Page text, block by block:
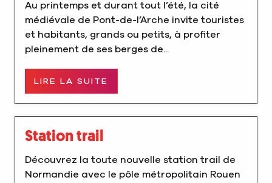
Au printemps et durant tout l’été, la cité
médiévale de Pont-de-l’Arche invite touristes
et habitants, grands ou petits, à profiter
pleinement de ses berges de...
LIRE LA SUITE
Station trail
Découvrez la toute nouvelle station trail de
Normandie avec le pôle métropolitain Rouen